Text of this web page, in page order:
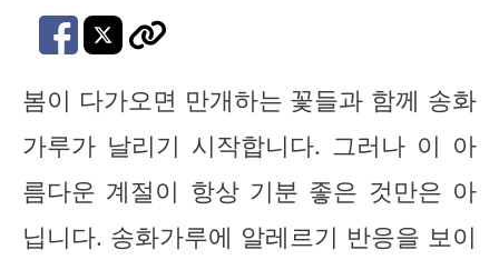
봄이 다가오면 만개하는 꽃들과 함께 송화
가루가 날리기 시작합니다. 그러나 이 아
름다운 계절이 항상 기분 좋은 것만은 아
닙니다. 송화가루에 알레르기 반응을 보이